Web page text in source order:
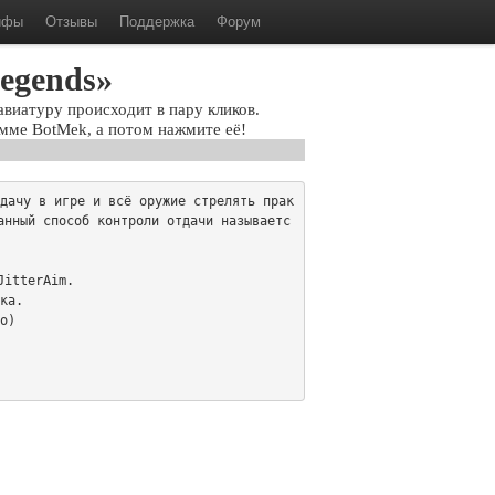
Отзывы Поддержка Форум
происходит в пару кликов.
BotMek, а потом нажмите её!
в игре и всё оружие стрелять прак
способ контроли отдачи называетс
JitterAim.